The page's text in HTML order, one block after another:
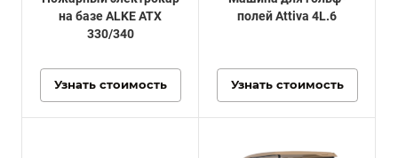
на базе ALKE ATX
330/340
Узнать стоимость
полей Attiva 4L.6
Узнать стоимость